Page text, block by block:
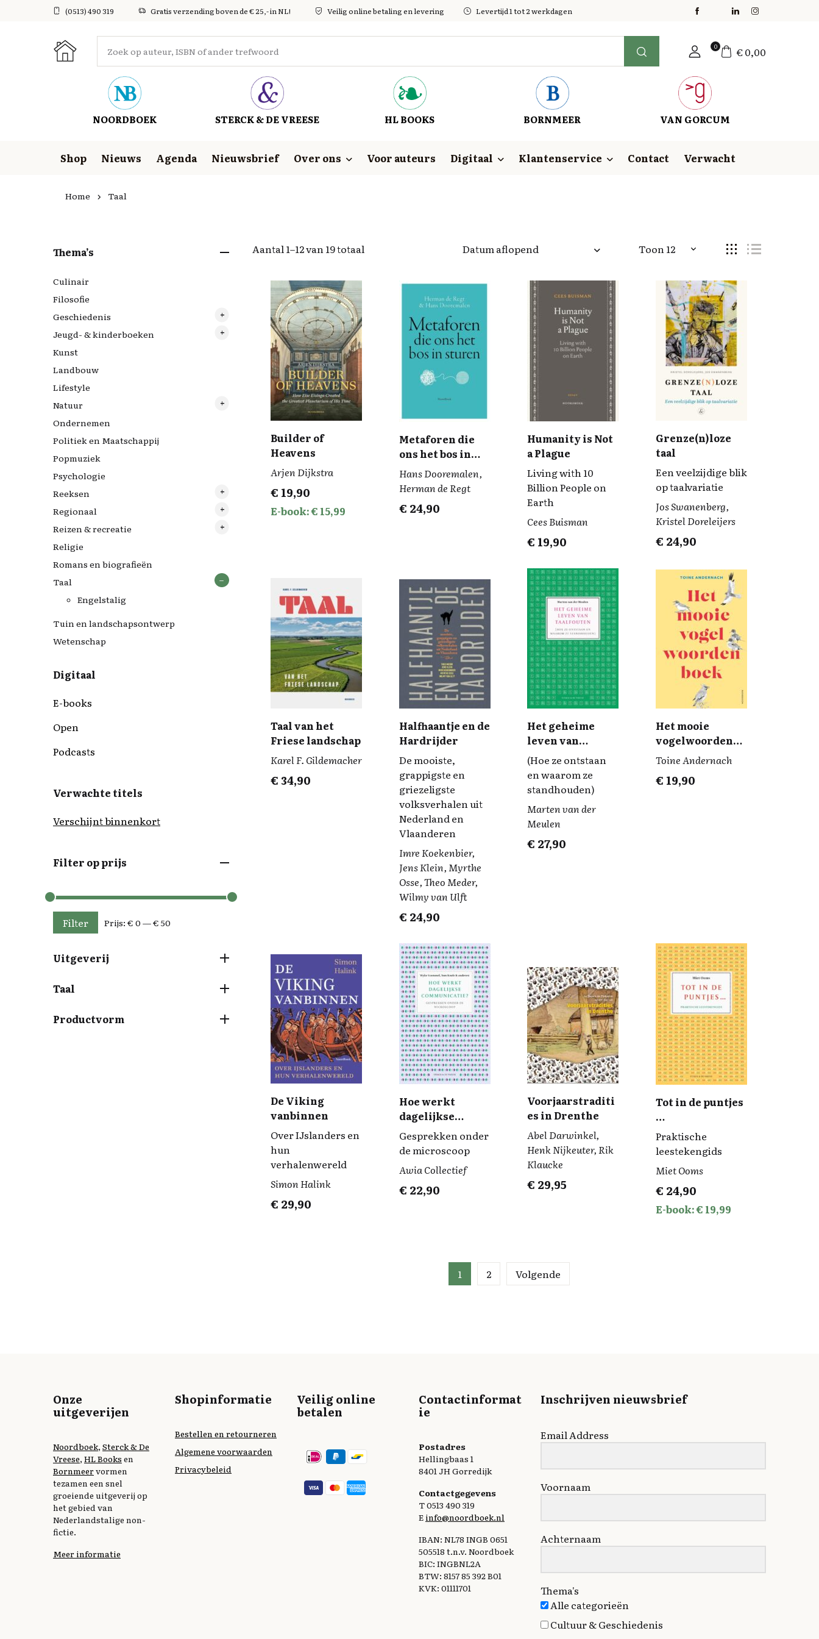
(0513) 490 319 Gratis verzending boven de € 25,- in NL! Veilig online betaling en levering Levertijd 1 tot 2 werkdagen
0 €0,00
NOORDBOEK STERCK & DE VREESE HL BOOKS BORNMEER VAN GORCUM
Shop Nieuws Agenda Nieuwsbrief Over ons Voor auteurs Digitaal Klantenservice Contact Verwacht
Home Taal
Aantal 1–12 van 19 totaal Datum aflopend
Builder of
Heavens
Arjen Dijkstra
€ 19,90
E-book: € 15,99
Metaforen die
ons het bos in
sturen
Hans Dooremalen,
Herman de Regt
€ 24,90
Humanity is Not
a Plague
Living with 10
Billion People on
Earth
Cees Buisman
€ 19,90
Grenze(n)loze
taal
Een veelzijdige blik
op taalvariatie
Jos Swanenberg,
Kristel Doreleijers
€ 24,90
Taal van het
Friese landschap
Karel F. Gildemacher
€34,90
Halfhaantje en de
Hardrijder
De mooiste,
grappigste en
griezeligste
volksverhalen uit
Nederland en
Vlaanderen
Imre Koekenbier,
Jens Klein, Myrthe
Osse, Theo Meder,
Wilmy van Ulft
€ 24,90
Het geheime
leven van
taalfouten
(Hoe ze ontstaan
en waarom ze
standhouden)
Marten van der
Meulen
€ 27,90
Het mooie
vogelwoorden
boek
Toine Andernach
€ 19,90
De Viking
vanbinnen
Over IJslanders en
hun
verhalenwereld
Simon Halink
€ 29,90
Hoe werkt
dagelijkse
communicatie?
Gesprekken onder
de microscoop
Awia Collectief
€ 22,90
Voorjaarstraditi
es in Drenthe
Abel Darwinkel,
Henk Nijkeuter, Rik
Klaucke
€ 29,95
Tot in de puntjes
…
Praktische
leestekengids
Miet Ooms
€ 24,90
E-book: € 19,99
1 2 Volgende
Thema’s
Culinair
Filosofie
Geschiedenis
Archeologie
Tweede Wereldoorlog
Jeugd- & kinderboeken
Nijntjes
Kunst
Landbouw
Lifestyle
Natuur
Vogels
Ondernemen
Politiek en Maatschappij
Popmuziek
Psychologie
Reeksen
10 feiten die je zou moeten kennen
24 uur in
Biografiereeks Over leven
De Scharrelaar
Filosofische standaardwerken
Regionaal
Drenthe
Friestalig
Fryslân
Reizen & recreatie
Italië
Religie
Romans en biografieën
Taal
Engelstalig
Tuin en landschapsontwerp
Wetenschap
Digitaal
E-books
Open
Podcasts
Verwachte titels
Verschijnt binnenkort
Filter op prijs
Min. prijs
Max. prijs
Filter Prijs: € 0 —€ 50
Uitgeverij
Taal
Productvorm
Onze
uitgeverijen
Noordboek, Sterck & De
Vreese, HL Books en
Bornmeervormen
tezamen een snel
groeiende uitgeverij op
het gebied van
Nederlandstalige non-
fictie.
Meer informatie
Shopinformatie
Bestellen en retourneren
Algemene voorwaarden
Privacybeleid
Veilig online
betalen
Contactinformat
ie
Postadres
Hellingbaas 1
8401 JH Gorredijk
Contactgegevens
T 0513 490 319
E info@noordboek.nl
IBAN: NL78 INGB 0651
505518 t.n.v. Noordboek
BIC: INGBNL2A
BTW: 8157 85 392 B01
KVK: 01111701
Inschrijven nieuwsbrief
Email Address
Voornaam
Achternaam
Thema's
Alle categorieën
Cultuur & Geschiedenis